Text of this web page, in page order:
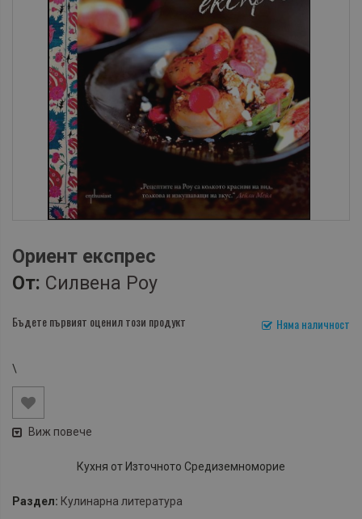
Ориент експрес
От: Силвена Роу
Няма наличност
Бъдете първият оценил този продукт
\
Виж повече
Кухня от Източното Средиземноморие
Раздел: Кулинарна литература